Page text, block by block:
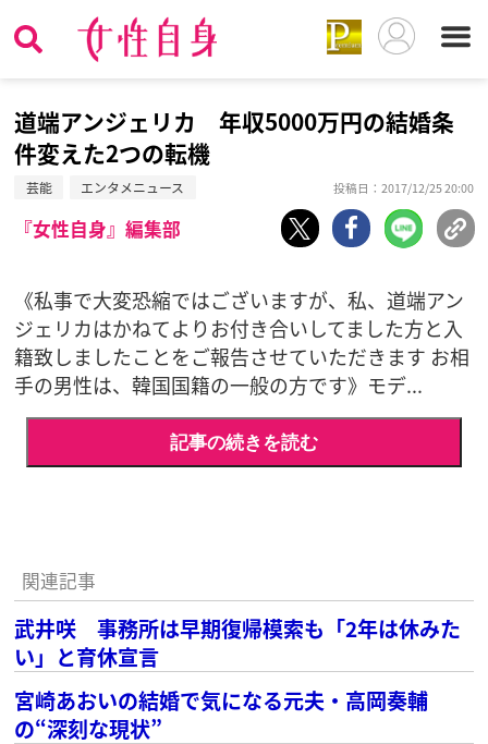
道端アンジェリカ 年収5000万円の結婚条
件変えた2つの転機
芸能 エンタメニュース 投稿日：2017/12/25 20:00
『女性自身』編集部
《私事で大変恐縮ではございますが、私、道端アン
ジェリカはかねてよりお付き合いしてました方と入
籍致しましたことをご報告させていただきます お相
手の男性は、韓国国籍の一般の方です》モデ...
記事の続きを読む
関連記事
武井咲 事務所は早期復帰模索も「2年は休みた
い」と育休宣言
宮崎あおいの結婚で気になる元夫・高岡奏輔
の“深刻な現状”